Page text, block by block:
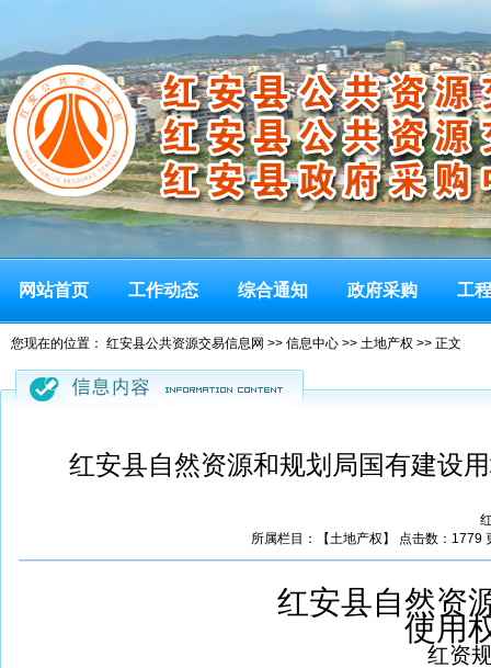
网站首页 工作动态 综合通知 政府采购 工
您现在的位置： 红安县公共资源交易信息网 >> 信息中心 >> 土地产权 >> 正文
红安县自然资源和规划局国有建设
所属栏目：【土地产权】 点击数：
红安县自然资
使用
红资